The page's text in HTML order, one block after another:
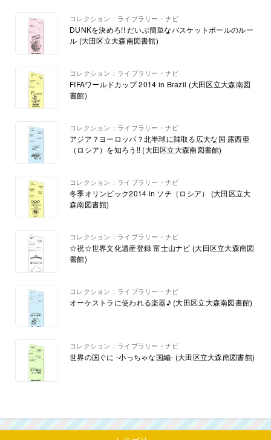
コレクション：ライブラリー・ナビ
DUNKを決めろ!! だいぶ簡単なバスケットボールのルー
ル (大田区立大森南図書館)
コレクション：ライブラリー・ナビ
FIFAワールドカップ 2014 in Brazil (大田区立大森南図
書館)
コレクション：ライブラリー・ナビ
アジア？ヨーロッパ？北半球に陣取る広大な国 露西亜
（ロシア）を知ろう!! (大田区立大森南図書館)
コレクション：ライブラリー・ナビ
冬季オリンピック2014 in ソチ（ロシア） (大田区立大
森南図書館)
コレクション：ライブラリー・ナビ
☆祝☆世界文化遺産登録 富士山ナビ (大田区立大森南図
書館)
コレクション：ライブラリー・ナビ
オーケストラに使われる楽器♪ (大田区立大森南図書館)
コレクション：ライブラリー・ナビ
世界の国ぐに -小っちゃな国編- (大田区立大森南図書館)